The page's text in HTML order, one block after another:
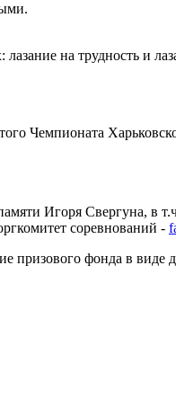
на трудность и
Чемпионата
Игоря Свергуна, в
соревнований -
призового фонда в